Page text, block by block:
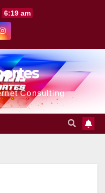
6:19 am
Consulting